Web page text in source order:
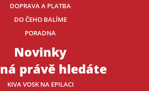
DOPRAVA A PLATBA
DO ČEHO BALÍME
PORADNA
Novinky
právě hledáte
KIVA VOSK NA EPILACI